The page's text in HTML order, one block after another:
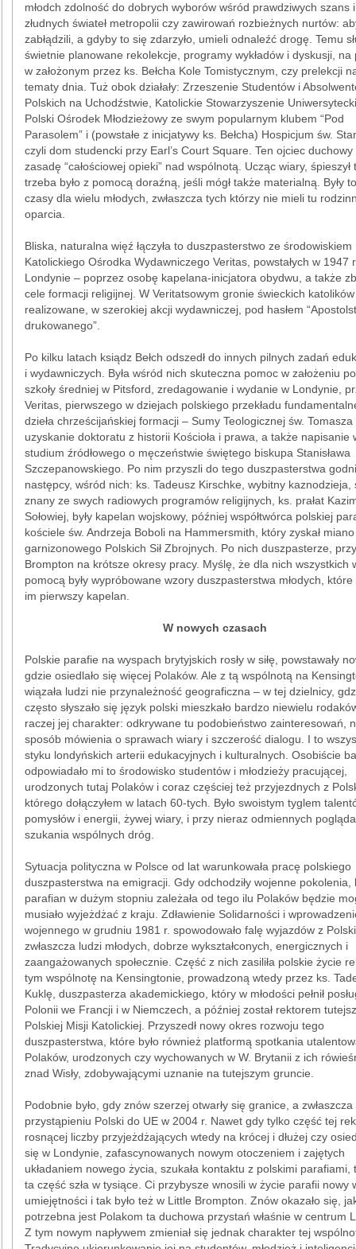
młodch zdolność do dobrych wyborów wśród prawdziwych szans
złudnych świateł metropolii czy zawirowań rozbieżnych nurtów:
zabłądzili, a gdyby to się zdarzyło, umieli odnaleźć drogę. Temu
świetnie planowane rekolekcje, programy wykładów i dyskusji, na
w założonym przez ks. Bełcha Kole Tomistycznym, czy prelekcji
tematy dnia. Tuż obok działały: Zrzeszenie Studentów i
Polskich na Uchodźstwie, Katolickie Stowarzyszenie
Polski Ośrodek Młodzieżowy ze swym popularnym klubem “Pod
Parasolem” i (powstałe z inicjatywy ks. Bełcha) Hospicjum św.
czyli dom studencki przy Earl’s Court Square. Ten ojciec duchowy
zasadę “całościowej opieki” nad wspólnotą. Ucząc wiary, śpieszył
trzeba było z pomocą doraźną, jeśli mógł także materialną. Były
czasy dla wielu młodych, zwłaszcza tych którzy nie mieli tu
oparcia.
Bliska, naturalna więź łączyła to duszpasterstwo ze
Katolickiego Ośrodka Wydawniczego Veritas, powstałych w 1947
Londynie – poprzez osobę kapelana-inicjatora obydwu, a także
cele formacji religijnej. W Veritatsowym gronie świeckich katolików
realizowane, w szerokiej akcji wydawniczej, pod hasłem
drukowanego”.
Po kilku latach ksiądz Bełch odszedł do innych pilnych zadań
i wydawniczych. Była wśród nich skuteczna pomoc w założeniu
szkoły średniej w Pitsford, zredagowanie i wydanie w Londynie,
Veritas, pierwszego w dziejach polskiego przekładu
dzieła chrześcijańskiej formacji – Sumy Teologicznej św. Tomasza
uzyskanie doktoratu z historii Kościoła i prawa, a także napisanie
studium źródłowego o męczeństwie świętego biskupa Stanisława
Szczepanowskiego. Po nim przyszli do tego duszpasterstwa godni
następcy, wśród nich: ks. Tadeusz Kirschke, wybitny kaznodzieja,
znany ze swych radiowych programów religijnych, ks. prałat
Sołowiej, były kapelan wojskowy, później współtwórca polskiej
kościele św. Andrzeja Boboli na Hammersmith, który zyskał miano
garnizonowego Polskich Sił Zbrojnych. Po nich duszpasterze,
Brompton na krótsze okresy pracy. Myślę, że dla nich wszystkich
pomocą były wypróbowane wzory duszpasterstwa młodych, które
im pierwszy kapelan.
W nowych czasach
Polskie parafie na wyspach brytyjskich rosły w siłę, powstawały
gdzie osiedlało się więcej Polaków. Ale z tą wspólnotą na
wiązała ludzi nie przynależność geograficzna – w tej dzielnicy,
często słyszało się język polski mieszkało bardzo niewielu
raczej jej charakter: odkrywane tu podobieństwo zainteresowań,
sposób mówienia o sprawach wiary i szczerość dialogu. I to
styku londyńskich arterii edukacyjnych i kulturalnych. Osobiście
odpowiadało mi to środowisko studentów i młodzieży pracującej,
urodzonych tutaj Polaków i coraz częściej też przyjezdnych z
którego dołączyłem w latach 60-tych. Było swoistym tyglem
pomysłów i energii, żywej wiary, i przy nieraz odmiennych
szukania wspólnych dróg.
Sytuacja polityczna w Polsce od lat warunkowała pracę polskiego
duszpasterstwa na emigracji. Gdy odchodziły wojenne pokolenia,
parafian w dużym stopniu zależała od tego ilu Polaków będzie
musiało wyjeżdżać z kraju. Zdławienie Solidarności i
wojennego w grudniu 1981 r. spowodowało falę wyjazdów z
zwłaszcza ludzi młodych, dobrze wykształconych, energicznych i
zaangażowanych społecznie. Część z nich zasiliła polskie życie
tym wspólnotę na Kensingtonie, prowadzoną wtedy przez ks.
Kuklę, duszpasterza akademickiego, który w młodości pełnił
Polonii we Francji i w Niemczech, a później został rektorem
Polskiej Misji Katolickiej. Przyszedł nowy okres rozwoju tego
duszpasterstwa, które było również platformą spotkania
Polaków, urodzonych czy wychowanych w W. Brytanii z ich
znad Wisły, zdobywającymi uznanie na tutejszym gruncie.
Podobnie było, gdy znów szerzej otwarły się granice, a zwłaszcza
przystąpieniu Polski do UE w 2004 r. Nawet gdy tylko część tej
rosnącej liczby przyjeżdżających wtedy na krócej i dłużej czy
się w Londynie, zafascynowanych nowym otoczeniem i zajętych
układaniem nowego życia, szukała kontaktu z polskimi parafiami,
ta część szła w tysiące. Ci przybysze wnosili w życie parafii nowy
umiejętności i tak było też w Little Brompton. Znów okazało się,
potrzebna jest Polakom ta duchowa przystań właśnie w centrum
Z tym nowym napływem zmieniał się jednak charakter tej